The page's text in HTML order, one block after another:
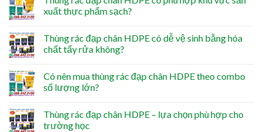
xuất thực phẩm sạch?
Thùng rác đạp chân HDPE có dễ vệ sinh bằng hóa
chất tẩy rửa không?
Có nên mua thùng rác đạp chân HDPE theo combo
số lượng lớn?
Thùng rác đạp chân HDPE – lựa chọn phù hợp cho
trường học